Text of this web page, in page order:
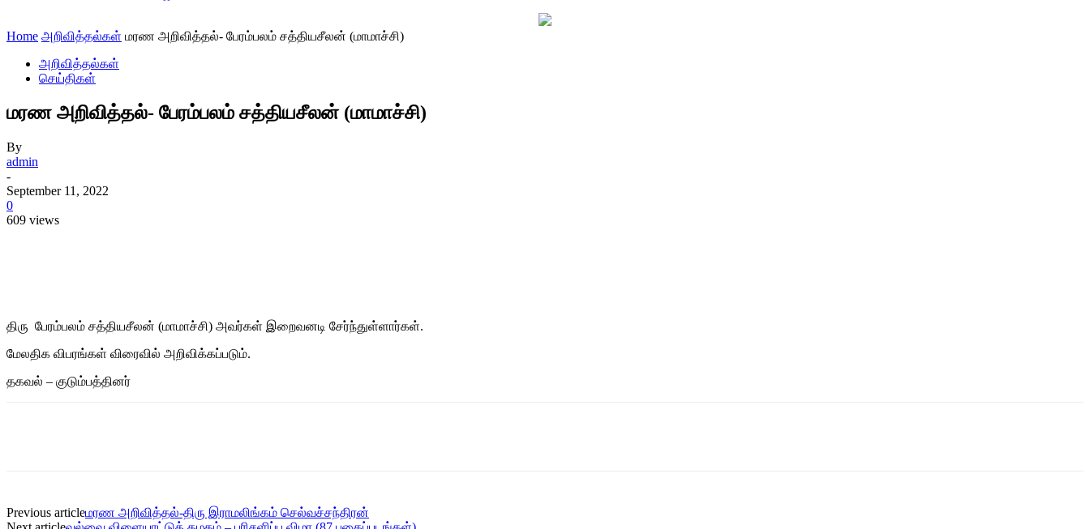
Home அறிவித்தல்கள் மரண அறிவித்தல்- பேரம்பலம் சத்தியசீலன் (மாமாச்சி)
அறிவித்தல்கள்
செய்திகள்
மரண அறிவித்தல்- பேரம்பலம் சத்தியசீலன் (மாமாச்சி)
By
admin
-
September 11, 2022
0
609 views
திரு பேரம்பலம் சத்தியசீலன் (மாமாச்சி) அவர்கள் இறைவனடி சேர்ந்துள்ளார்கள்.
மேலதிக விபரங்கள் விரைவில் அறிவிக்கப்படும்.
தகவல் – குடும்பத்தினர்
Previous articleமரண அறிவித்தல்-திரு இராமலிங்கம் செல்வச்சந்திரன்